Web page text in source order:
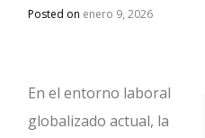
Posted on enero 9, 2026
En el entorno laboral
globalizado actual, la